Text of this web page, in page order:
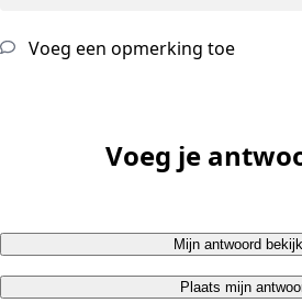
Voeg een opmerking toe
Voeg je
Mijn antwoord
Plaats mijn